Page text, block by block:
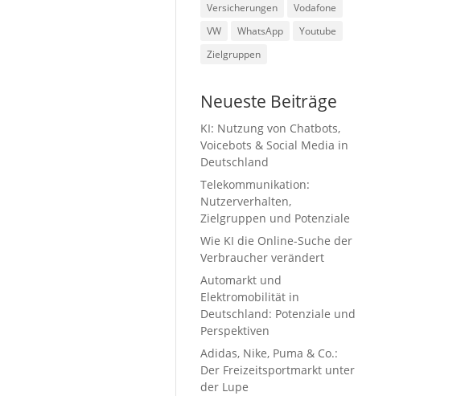
Versicherungen
Vodafone
VW
WhatsApp
Youtube
Zielgruppen
Neueste Beiträge
KI: Nutzung von Chatbots,
Voicebots & Social Media in
Deutschland
Telekommunikation:
Nutzerverhalten,
Zielgruppen und Potenziale
Wie KI die Online-Suche der
Verbraucher verändert
Automarkt und
Elektromobilität in
Deutschland: Potenziale und
Perspektiven
Adidas, Nike, Puma & Co.:
Der Freizeitsportmarkt unter
der Lupe